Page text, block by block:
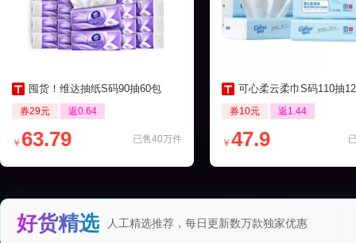
囤货！维达抽纸S码90抽60包
券29元 返0.64
已售40万件
￥ 63.79
可心柔云柔巾S码110抽12包保湿
券10元 返1.44
￥ 47.9
好货精选 人工精选推荐，每日更新数万款独家优惠